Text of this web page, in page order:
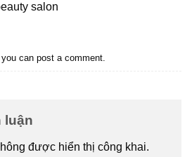
salon
can post a comment.
luận
được hiển thị công khai.